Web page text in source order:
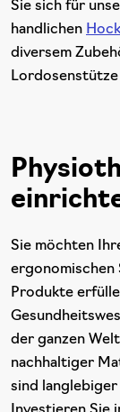
Sie sich für
handlichen
diversem
Sie möchten
ergonomischen
Produkte
der ganzen
nachhaltiger
sind